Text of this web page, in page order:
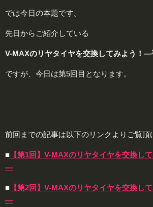
では今日の本題です。
先日からご紹介している
V-MAXのリヤタイヤを交換してみよう！
ですが、今日は第5回目となります。
前回までの記事は以下のリンクよりご覧頂
■ 【第1回】V-MAXのリヤタイヤを交換し
―
■ 【第2回】V-MAXのリヤタイヤを交換し
―